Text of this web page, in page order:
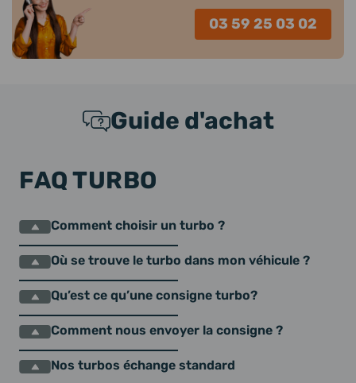
03 59 25 03 02
Guide d'achat
FAQ TURBO
Comment choisir un turbo ?
Où se trouve le turbo dans mon véhicule ?
Qu’est ce qu’une consigne turbo?
Comment nous envoyer la consigne ?
Nos turbos échange standard